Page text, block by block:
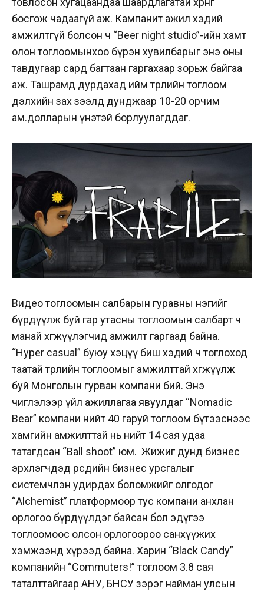
босгож чадаагүй аж. Кампанит ажил хэдий
амжилтгүй болсон ч “Beer night studio”-ийн хамт
олон тоглоомынхоо бүрэн хувилбарыг энэ оны
тавдугаар сард багтаан гаргахаар зорьж байгаа
аж. Ташрамд дурдахад ийм төрлийн тоглоом
дэлхийн зах зээлд дунджаар 10-20 орчим
ам.долларын үнэтэй борлуулагддаг.
Видео тоглоомын салбарын гуравны нэгийг
бүрдүүлж буй гар утасны тоглоомын салбарт ч
манай хөгжүүлэгчид амжилт гаргаад байна.
“Hyper casual” буюу хэцүү биш хэдий ч тоглоход
таатай төрлийн тоглоомыг амжилттай хөгжүүлж
буй Монголын гурван компани бий. Энэ
чиглэлээр үйл ажиллагаа явуулдаг “Nomadic
Bear” компани нийт 40 гаруй тоглоом бүтээснээс
хамгийн амжилттай нь нийт 14 сая удаа
татагдсан “Ball shoot” юм. Жижиг дунд бизнес
эрхлэгчдэд өөрсдийн бизнес урсгалыг
системчлэн удирдах боломжийг олгодог
“Alchemist” платформоор тус компани анхлан
орлогоо бүрдүүлдэг байсан бол эдүгээ
тоглоомоос олсон орлогоороо санхүүжих
хэмжээнд хүрээд байна. Харин “Black Candy”
компанийн “Commuters!” тоглоом 3.8 сая
таталттайгаар АНУ, БНСУ зэрэг найман улсын